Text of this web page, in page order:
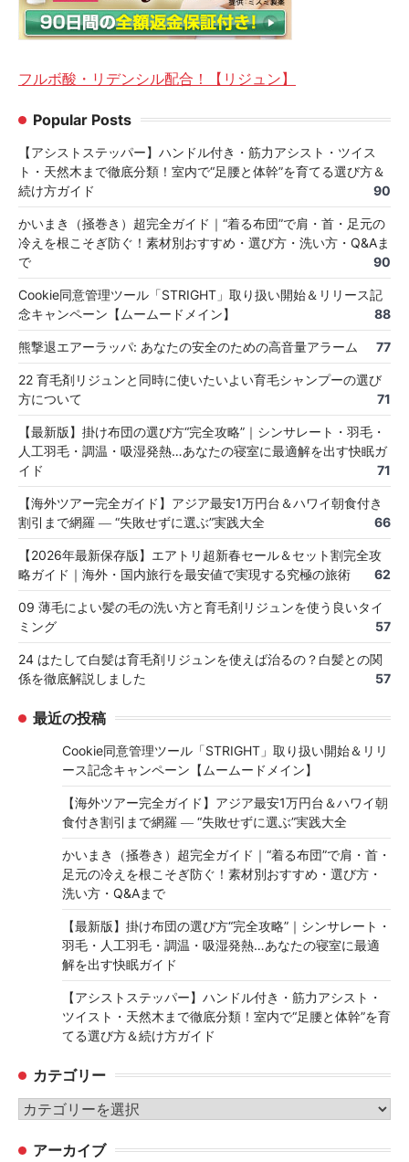
フルボ酸・リデンシル配合！【リジュン】
Popular Posts
【アシストステッパー】ハンドル付き・筋力アシスト・ツイス
ト・天然木まで徹底分類！室内で“足腰と体幹”を育てる選び方＆
続け方ガイド
90
かいまき（掻巻き）超完全ガイド｜“着る布団”で肩・首・足元の
冷えを根こそぎ防ぐ！素材別おすすめ・選び方・洗い方・Q&Aま
で
90
Cookie同意管理ツール「STRIGHT」取り扱い開始＆リリース記
念キャンペーン【ムームードメイン】
88
熊撃退エアーラッパ: あなたの安全のための高音量アラーム 77
22 育毛剤リジュンと同時に使いたいよい育毛シャンプーの選び
方について
71
【最新版】掛け布団の選び方“完全攻略”｜シンサレート・羽毛・
人工羽毛・調温・吸湿発熱…あなたの寝室に最適解を出す快眠ガ
イド
71
【海外ツアー完全ガイド】アジア最安1万円台＆ハワイ朝食付き
割引まで網羅 ― “失敗せずに選ぶ”実践大全
66
【2026年最新保存版】エアトリ超新春セール＆セット割完全攻
略ガイド｜海外・国内旅行を最安値で実現する究極の旅術
62
09 薄毛によい髪の毛の洗い方と育毛剤リジュンを使う良いタイ
ミング
57
24 はたして白髪は育毛剤リジュンを使えば治るの？白髪との関
係を徹底解説しました
57
最近の投稿
Cookie同意管理ツール「STRIGHT」取り扱い開始＆リリ
ース記念キャンペーン【ムームードメイン】
【海外ツアー完全ガイド】アジア最安1万円台＆ハワイ朝
食付き割引まで網羅 ― “失敗せずに選ぶ”実践大全
かいまき（掻巻き）超完全ガイド｜“着る布団”で肩・首・
足元の冷えを根こそぎ防ぐ！素材別おすすめ・選び方・
洗い方・Q&Aまで
【最新版】掛け布団の選び方“完全攻略”｜シンサレート・
羽毛・人工羽毛・調温・吸湿発熱…あなたの寝室に最適
解を出す快眠ガイド
【アシストステッパー】ハンドル付き・筋力アシスト・
ツイスト・天然木まで徹底分類！室内で“足腰と体幹”を育
てる選び方＆続け方ガイド
カテゴリー
カ
ゴ アーカイブ